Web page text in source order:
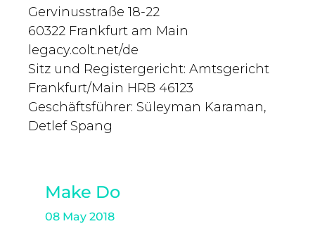
Gervinusstraße 18-22
60322 Frankfurt am Main
legacy.colt.net/de
Sitz und Registergericht: Amtsgericht
Frankfurt/Main HRB 46123
Geschäftsführer: Süleyman Karaman,
Detlef Spang
Make Do
08 May 2018